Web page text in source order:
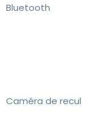
Bluetooth
Caméra de recul